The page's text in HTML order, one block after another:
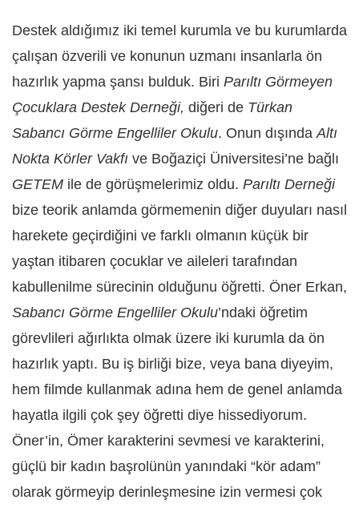
Destek aldığımız iki temel kurumla ve bu kurumlarda
çalışan özverili ve konunun uzmanı insanlarla ön
hazırlık yapma şansı bulduk. Biri Parıltı Görmeyen
Çocuklara Destek Derneği, diğeri de Türkan
Sabancı Görme Engelliler Okulu. Onun dışındaAltı
Nokta Körler Vakfı ve Boğaziçi Üniversitesi’ne bağlı
GETEM ile de görüşmelerimiz oldu. Parıltı Derneği
bize teorik anlamda görmemenin diğer duyuları nasıl
harekete geçirdiğini ve farklı olmanın küçük bir
yaştan itibaren çocuklar ve aileleri tarafından
kabullenilme sürecinin olduğunu öğretti. Öner Erkan,
Sabancı Görme Engelliler Okulu’ndaki öğretim
görevlileri ağırlıkta olmak üzere iki kurumla da ön
hazırlık yaptı. Bu iş birliği bize, veya bana diyeyim,
hem filmde kullanmak adına hem de genel anlamda
hayatla ilgili çok şey öğretti diye hissediyorum.
Öner’in, Ömer karakterini sevmesi ve karakterini,
güçlü bir kadın başrolünün yanındaki “kör adam”
olarak görmeyip derinleşmesine izin vermesi çok